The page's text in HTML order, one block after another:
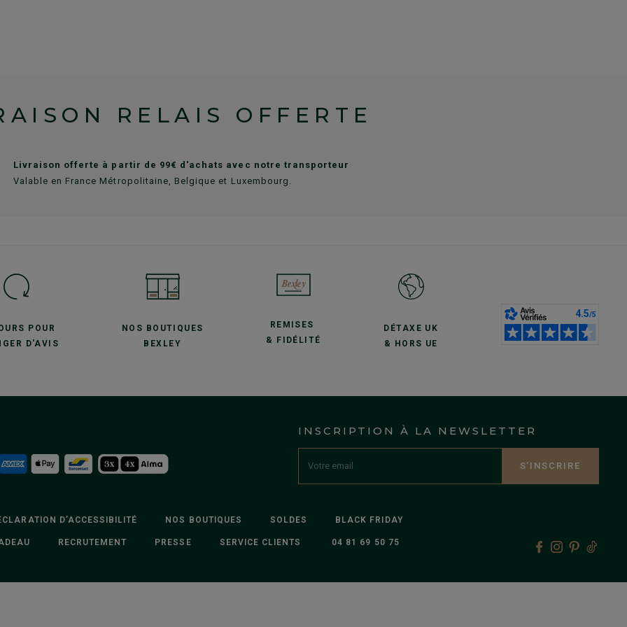
RELAIS OFFERTE
Livraison offerte à partir de 99€ d'achats avec notre transporteur
Valable en France Métropolitaine, Belgique et Luxembourg.
POUR
D'AVIS
NOS BOUTIQUES
BEXLEY
REMISES
& FIDÉLITÉ
DÉTAXE UK
& HORS UE
INSCRIPTION À LA NEWSLETTER
S’INSCRIRE
D’ACCESSIBILITÉ NOS BOUTIQUES SOLDES BLACK FRIDAY
RECRUTEMENT PRESSE SERVICE CLIENTS 04 81 69 50 75